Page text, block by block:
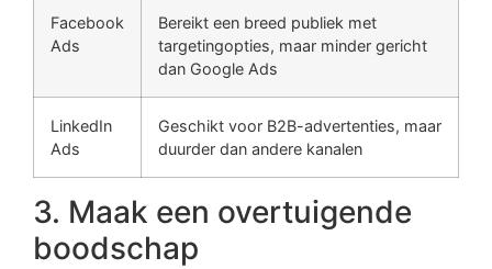
Facebook
Ads
Bereikt een breed publiek met
targetingopties, maar minder gericht
dan Google Ads
LinkedIn
Ads
Geschikt voor B2B-advertenties, maar
duurder dan andere kanalen
3. Maak een overtuigende
boodschap